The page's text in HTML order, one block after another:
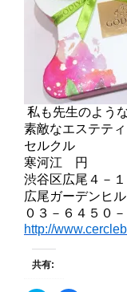
私も先生のよう
素敵なエステテ
セルクル
寒河江 円
渋谷区広尾４－１
広尾ガーデンヒ
０３－６４５０
http://
共有: